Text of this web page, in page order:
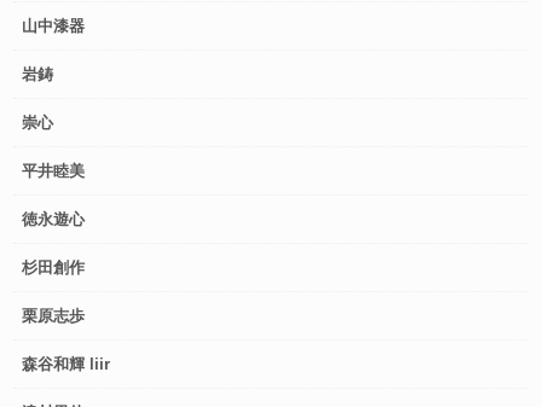
山中漆器
岩鋳
崇心
平井睦美
徳永遊心
杉田創作
栗原志歩
森谷和輝 liir